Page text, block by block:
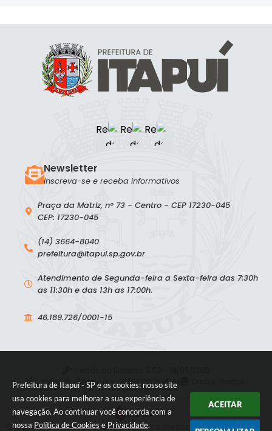
Prefeitura de Itapuí - SP e os cookies: nosso site
usa cookies para melhorar a sua experiência de
navegação. Ao continuar você concorda com a
nossa Política de Cookies e Privacidade.
ACEITAR
Praça da Matriz, n° 73 - Centro - CEP 17230-045
CEP: 17230-045
(14) 3664-8040
prefeitura@itapui.sp.gov.br
Atendimento de Segunda-feira a Sexta-feira das 7:30h
as 11:30h e das 13h as 17:00h.
46.189.726/0001-15
Newsletter
Inscreva-se e receba informativos
Portal atualizado em:06/08/2026 14:43
© Copyright Instar - 2006-2026. Todos os direitos reservados -